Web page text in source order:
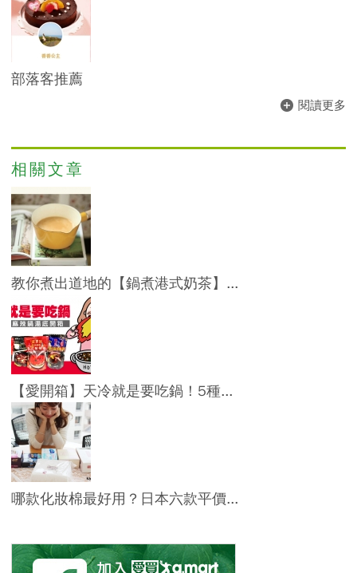
部落客推薦
閱讀更多
相關文章
教你煮出道地的【鍋煮港式奶茶】...
【愛開箱】天冷就是要吃鍋！5種...
哪款化妝棉最好用？日本六款平價...